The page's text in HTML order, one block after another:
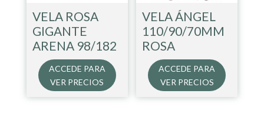
VELA ROSA
GIGANTE
ARENA 98/182
ACCEDE PARA
VER PRECIOS
VELA ÁNGEL
110/90/70MM
ROSA
ACCEDE PARA
VER PRECIOS